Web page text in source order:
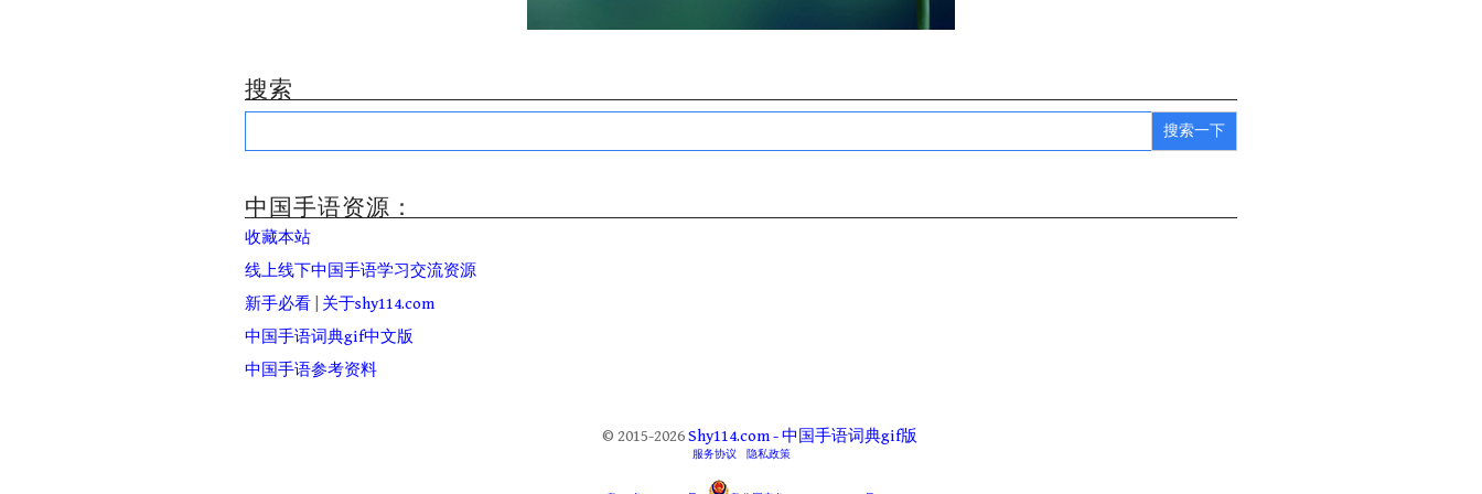
搜索
Search
中国手语资源：
收藏本站
线上线下中国手语学习交流资源
新手必看
关于shy114.com
中国手语词典gif中文版
中国手语参考资料
© 2015-2026Shy114.com - 中国手语词典gif版
服务协议 隐私政策